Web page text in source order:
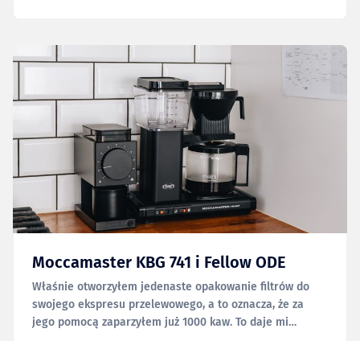
Moccamaster KBG 741 i Fellow ODE
Właśnie otworzyłem jedenaste opakowanie filtrów do
swojego ekspresu przelewowego, a to oznacza, że za
jego pomocą zaparzyłem już 1000 kaw. To daje mi